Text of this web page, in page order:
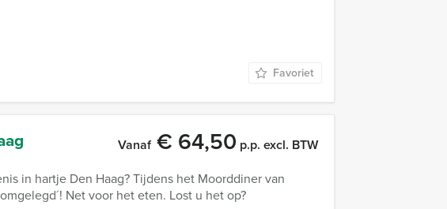
Favoriet
Vanaf€ 64,50 p.p. excl. BTW
in hartje Den Haag? Tijdens het Moorddiner van
Net voor het eten. Lost u het op?